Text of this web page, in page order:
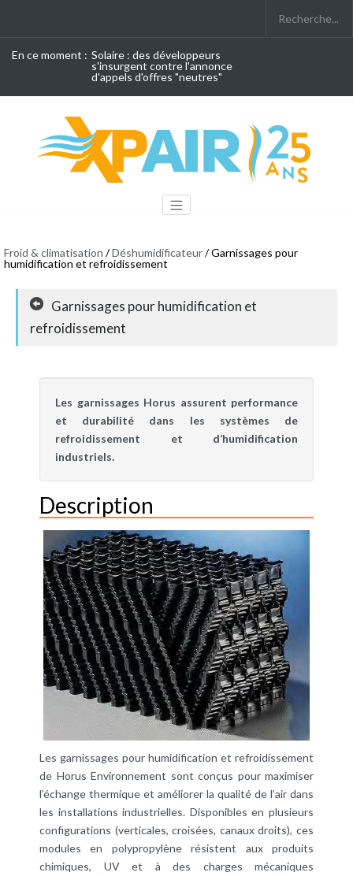
En ce moment : Solaire : des développeurs
s'insurgent contre l'annonce
d'appels d'offres "neutres"
Froid & climatisation /Déshumidificateur/ Garnissages pour
humidification et refroidissement
Garnissages pour humidification et
refroidissement
Les garnissages Horus assurent performance
et durabilité dans les systèmes de
refroidissement et d’humidification
industriels.
Description
Les garnissages pour humidification et refroidissement
de Horus Environnement sont conçus pour maximiser
l’échange thermique et améliorer la qualité de l’air dans
les installations industrielles. Disponibles en plusieurs
configurations (verticales, croisées, canaux droits), ces
modules en polypropylène résistent aux produits
chimiques, UV et à des charges mécaniques